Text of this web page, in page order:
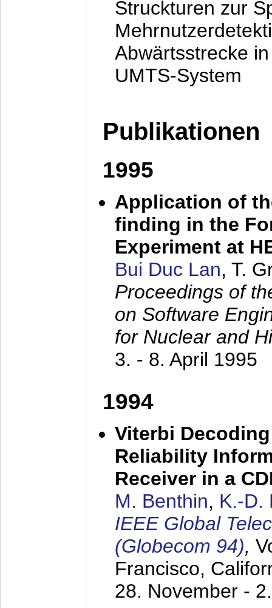
Struckturen zur
Abwärtsstrecke
UMTS-System
Publikationen
1995
Application of
finding in the
Experiment at
Bui Duc Lan, T.
Proceedings of
on Software
for Nuclear and
3. - 8. April 1995
1994
Viterbi
Reliability
Receiver in a
M. Benthin, K.-D.
IEEE Global
(Globecom 94),
Francisco,
28. November -